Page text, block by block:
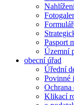
Pasport
Územní
obecní úřad
Úřední
Povinné
Ochrana
Klikací